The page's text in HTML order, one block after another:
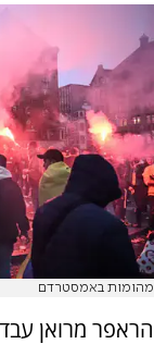
מהומות באמסטרדם